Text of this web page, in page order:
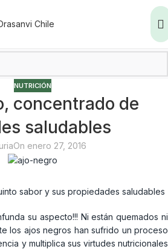
NUTRICIÓN
concentrado de
saludables
On enero 27, 2016
sabor y sus propiedades saludables
su aspecto!!! Ni están quemados ni
los ajos negros han sufrido un proceso
y multiplica sus virtudes nutricionales